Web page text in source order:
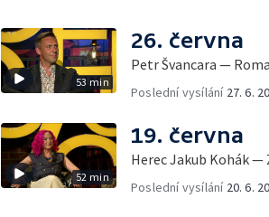
53 min
26. června
Petr Švancara —
Poslední vysílání 27. 6.
52 min
19. června
Herec Jakub Kohák —
Poslední vysílání 20. 6.